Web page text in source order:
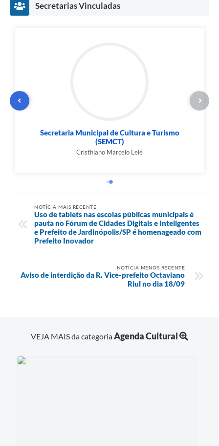
Secretarias Vinculadas
Secretaria Municipal de Cultura e Turismo
(SEMCT)
Cristhiano Marcelo Lelé
NOTÍCIA MAIS RECENTE
Uso de tablets nas escolas públicas municipais é
pauta no Fórum de Cidades Digitais e Inteligentes
e Prefeito de Jardinópolis/SP é homenageado com
Prefeito Inovador
NOTÍCIA MENOS RECENTE
Aviso de interdição da R. Vice-prefeito Octaviano
Riul no dia 18/09
VEJA MAIS da categoriaAgenda Cultural